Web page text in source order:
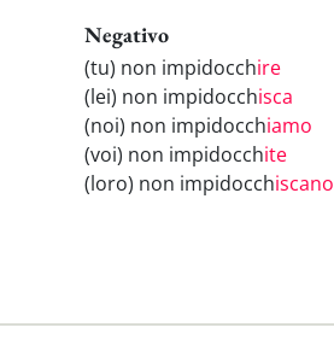
Negativo
(tu) non impidocchire
(lei) non impidocchisca
(noi) non impidocchiamo
(voi) non impidocchite
(loro) non impidocchiscano